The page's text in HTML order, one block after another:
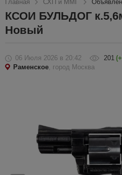
Главная СХП и ММГ
КСОИ БУЛЬДОГ
Новый
06 Июля 2026 в 20:42 201
Раменское, город Москва